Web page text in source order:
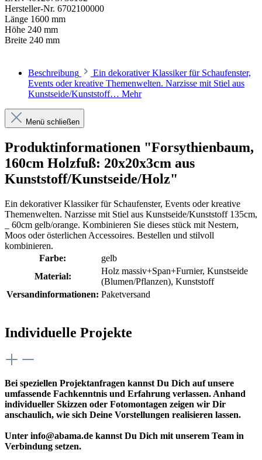
Hersteller-Nr. 6702100000
Länge 1600 mm
Höhe 240 mm
Breite 240 mm
Beschreibung
Ein dekorativer Klassiker für Schaufenster,
Events oder kreative Themenwelten. Narzisse mit Stiel aus
Kunstseide/Kunststoff… Mehr
Menü schließen
Produktinformationen "Forsythienbaum,
160cm Holzfuß: 20x20x3cm aus
Kunststoff/Kunstseide/Holz"
Ein dekorativer Klassiker für Schaufenster, Events oder kreative
Themenwelten. Narzisse mit Stiel aus Kunstseide/Kunststoff 135cm,
_ 60cm gelb/orange. Kombinieren Sie dieses stück mit Nestern,
Moos oder österlichen Accessoires. Bestellen und stilvoll
kombinieren.
Farbe:
gelb
Material:
Holz massiv+Span+Furnier, Kunstseide
(Blumen/Pflanzen), Kunststoff
Versandinformationen: Paketversand
Individuelle Projekte
Bei speziellen Projektanfragen kannst Du Dich auf unsere
umfassende Fachkenntnis und Erfahrung verlassen. Anhand
individueller Skizzen oder Fotomontagen zeigen wir Dir
anschaulich, wie sich Deine Vorstellungen realisieren lassen.
Unter info@abama.de kannst Du Dich mit unserem Team in
Verbindung setzen.